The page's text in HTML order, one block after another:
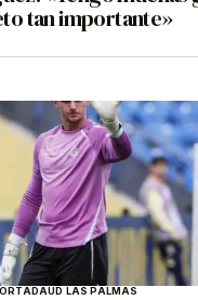
tan importante»
UD LAS PALMAS